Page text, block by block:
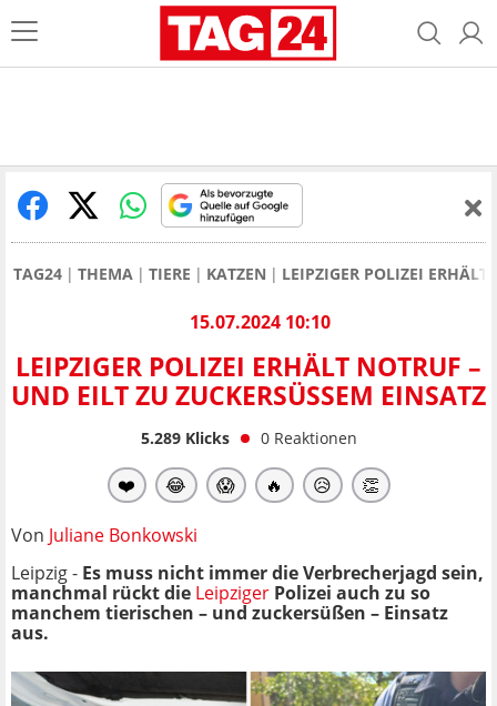
TAG24 THEMA TIERE KATZEN LEIPZIGER POLIZEI
15.07.2024 10:10
LEIPZIGER POLIZEI ERHÄLT NOTRUF –
UND EILT ZU ZUCKERSÜSSEM EINSATZ
5.289Klicks 0 Reaktionen
❤️ 😂 😱 🔥 😥 👏
Von Juliane Bonkowski
Leipzig - Es muss nicht immer die Verbrecherjagd sein,
manchmal rückt die Leipziger Polizei auch zu so
manchem tierischen – und zuckersüßen – Einsatz
aus.